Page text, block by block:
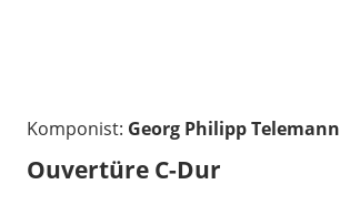
Komponist: Georg Philipp Telemann
Ouvertüre C-Dur